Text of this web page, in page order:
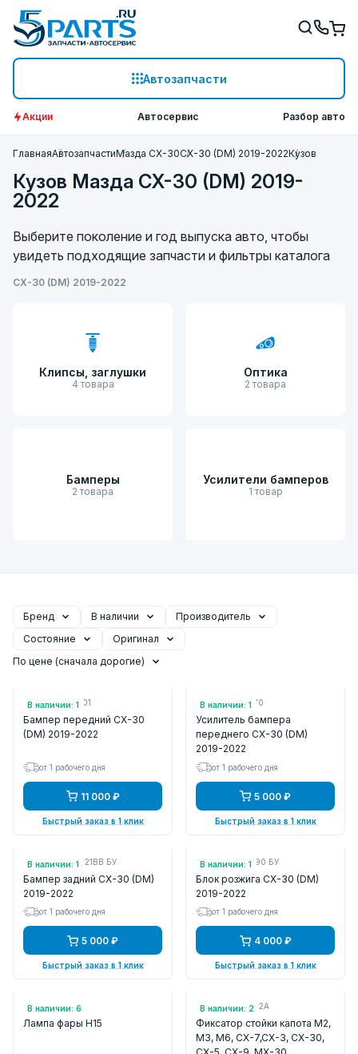
Автозапчасти
Акции Автосервис Разбор авто
ГлавнаяАвтозапчастиМазда СХ-30CX-30 (DM) 2019-2022Кузов
Кузов Мазда CX-30 (DM) 2019-
2022
Выберите поколение и год выпуска авто, чтобы
увидеть подходящие запчасти и фильтры каталога
CX-30 (DM) 2019-2022
Клипсы, заглушки
4 товара
Оптика
2 товара
Бамперы
2 товара
Усилители бамперов
1 товар
Бренд В наличии
Производитель
Состояние
Оригинал
По цене (сначала дорогие)
В наличии: 1
Арт.: FLMZ30201
Бампер передний CX-30
(DM) 2019-2022
от 1 рабочего дня
11 000 ₽
Быстрый заказ в 1 клик
В наличии: 1
Арт.: D10E50070
Усилитель бампера
переднего CX-30 (DM)
2019-2022
от 1 рабочего дня
5 000 ₽
Быстрый заказ в 1 клик
В наличии: 1
Арт.: DGH950221BB БУ
Бампер задний CX-30 (DM)
2019-2022
от 1 рабочего дня
5 000 ₽
Быстрый заказ в 1 клик
В наличии: 1
Арт.: DFR567890 БУ
Блок розжига CX-30 (DM)
2019-2022
от 1 рабочего дня
4 000 ₽
Быстрый заказ в 1 клик
В наличии: 6
Арт.: STH1512V
Лампа фары H15
В наличии: 2
Арт.: L20656652A
Фиксатор стойки капота M2,
M3, M6, CX-7,CX-3, CX-30,